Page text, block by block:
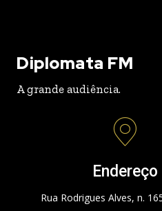
Diplomata FM
A grande audiência.
Endereço
Rua Rodrigues Alves, n.